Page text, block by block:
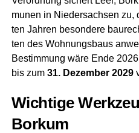
mu­nen in Nie­der­sach­sen
ten Jah­ren beson­de­re
ten des Woh­nungs­baus
Bestim­mung wäre Ende
bis zum 31. Dezem­ber 2029
Wich­ti­ge
Borkum